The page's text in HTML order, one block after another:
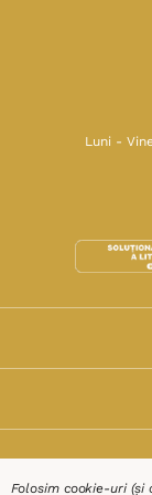
Luni -
Folosim cookie-uri